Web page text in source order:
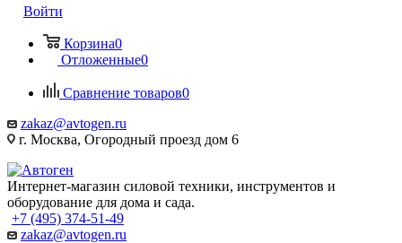
Войти
Корзина0
Отложенные0
Сравнение товаров0
zakaz@avtogen.ru
г. Москва, Огородный проезд дом 6
Интернет-магазин силовой техники, инструментов и
оборудование для дома и сада.
+7 (495) 374-51-49
zakaz@avtogen.ru